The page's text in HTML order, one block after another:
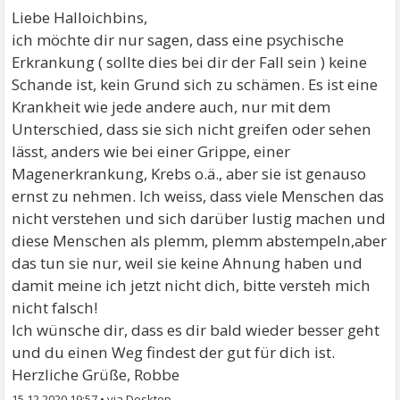
Liebe Halloichbins,
ich möchte dir nur sagen, dass eine psychische
Erkrankung ( sollte dies bei dir der Fall sein ) keine
Schande ist, kein Grund sich zu schämen. Es ist eine
Krankheit wie jede andere auch, nur mit dem
Unterschied, dass sie sich nicht greifen oder sehen
lässt, anders wie bei einer Grippe, einer
Magenerkrankung, Krebs o.ä., aber sie ist genauso
ernst zu nehmen. Ich weiss, dass viele Menschen das
nicht verstehen und sich darüber lustig machen und
diese Menschen als plemm, plemm abstempeln,aber
das tun sie nur, weil sie keine Ahnung haben und
damit meine ich jetzt nicht dich, bitte versteh mich
nicht falsch!
Ich wünsche dir, dass es dir bald wieder besser geht
und du einen Weg findest der gut für dich ist.
Herzliche Grüße, Robbe